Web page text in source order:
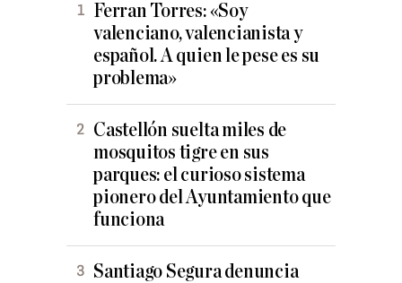
Ferran Torres: «Soy
valenciano, valencianista y
español. A quien le pese es su
problema»
Castellón suelta miles de
mosquitos tigre en sus
parques: el curioso sistema
pionero del Ayuntamiento que
funciona
Santiago Segura denuncia